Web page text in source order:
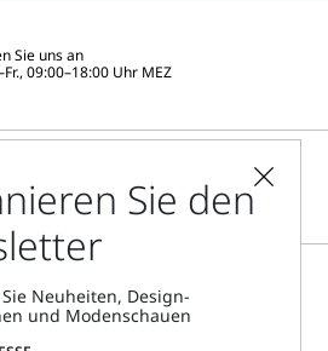
Sie uns an
09:00–18:00 Uhr MEZ
Sie den
Neuheiten, Design-
und Modenschauen